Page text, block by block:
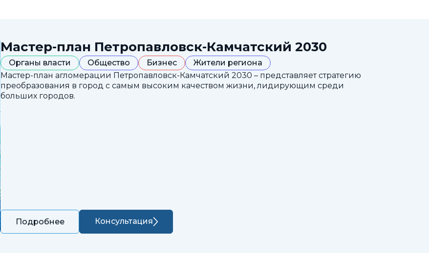
Мастер-план Петропавловск-Камчатский 2030
Органы власти Общество Бизнес
Жители региона
Мастер-план агломерации Петропавловск-Камчатский 2030 – представляет стратегию
преобразования в город с самым высоким качеством жизни, лидирующим среди
больших городов.
Подробнее Консультация